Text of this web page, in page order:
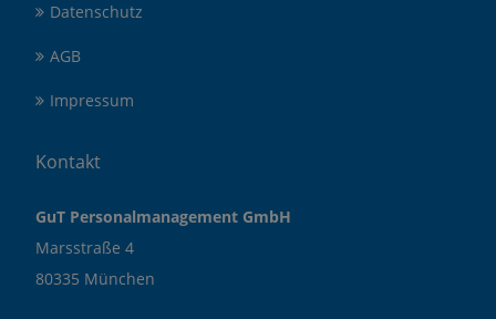
Datenschutz
AGB
Impressum
Kontakt
GuT Personalmanagement GmbH
Marsstraße 4
80335 München